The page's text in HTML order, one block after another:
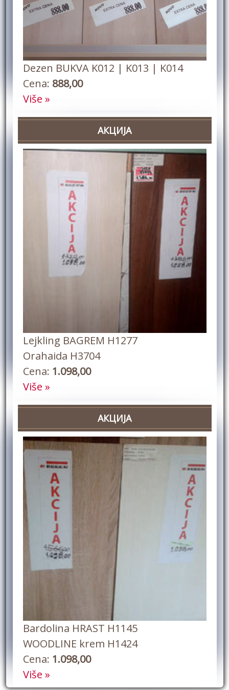
Dezen BUKVA K012 | K013 | K014
Cena: 888,00
Više »
АКЦИЈА
Lejkling BAGREM H1277
Orahaida H3704
Cena: 1.098,00
Više »
АКЦИЈА
Bardolina HRAST H1145
WOODLINE krem H1424
Cena: 1.098,00
Više »